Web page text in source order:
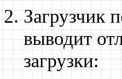
Загрузчик
выводит
загрузки: